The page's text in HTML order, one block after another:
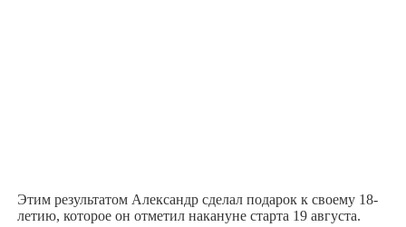
Этим результатом Александр сделал подарок к своему 18-
летию, которое он отметил накануне старта 19 августа.